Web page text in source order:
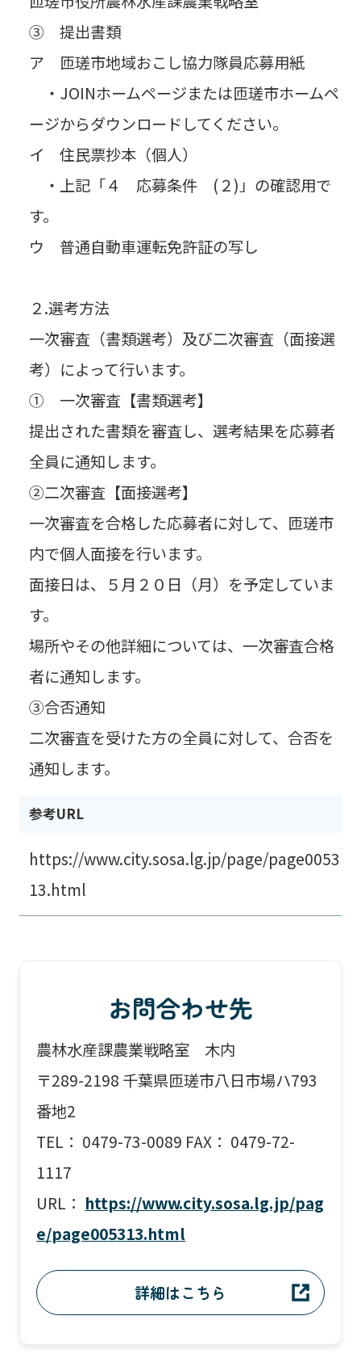
③ 提出書類
ア 匝瑳市地域おこし協力隊員応募用紙
・JOINホームページまたは匝瑳市ホームペ
ージからダウンロードしてください。
イ 住民票抄本（個人）
・上記「４ 応募条件 (２)」の確認用で
す。
ウ 普通自動車運転免許証の写し
２.選考方法
一次審査（書類選考）及び二次審査（面接選
考）によって行います。
① 一次審査【書類選考】
提出された書類を審査し、選考結果を応募者
全員に通知します。
②二次審査【面接選考】
一次審査を合格した応募者に対して、匝瑳市
内で個人面接を行います。
面接日は、５月２０日（月）を予定していま
す。
場所やその他詳細については、一次審査合格
者に通知します。
③合否通知
二次審査を受けた方の全員に対して、合否を
通知します。
参考URL
https://www.city.sosa.lg.jp/page/page0053
13.html
お問合わせ先
農林水産課農業戦略室 木内
〒289-2198 千葉県匝瑳市八日市場ハ793
番地2
TEL： 0479-73-0089 FAX： 0479-72-
1117
URL： https://www.city.sosa.lg.jp/pag
e/page005313.html
詳細はこちら